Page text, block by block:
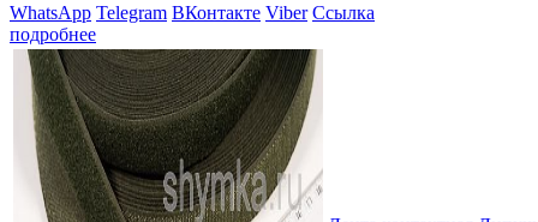
WhatsApp Telegram ВКонтакте Viber Ссылка
подробнее